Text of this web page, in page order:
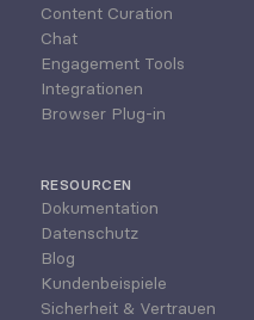
Content Curation
Chat
Engagement Tools
Integrationen
Browser Plug-in
RESOURCEN
Dokumentation
Datenschutz
Blog
Kundenbeispiele
Sicherheit & Vertrauen